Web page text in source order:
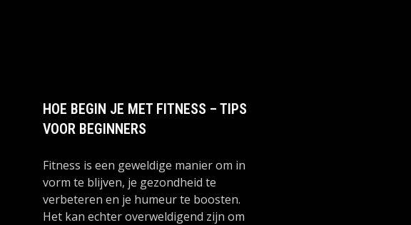
HOE BEGIN JE MET FITNESS – TIPS
VOOR BEGINNERS
Fitness is een geweldige manier om in
vorm te blijven, je gezondheid te
verbeteren en je humeur te boosten.
Het kan echter overweldigend zijn om